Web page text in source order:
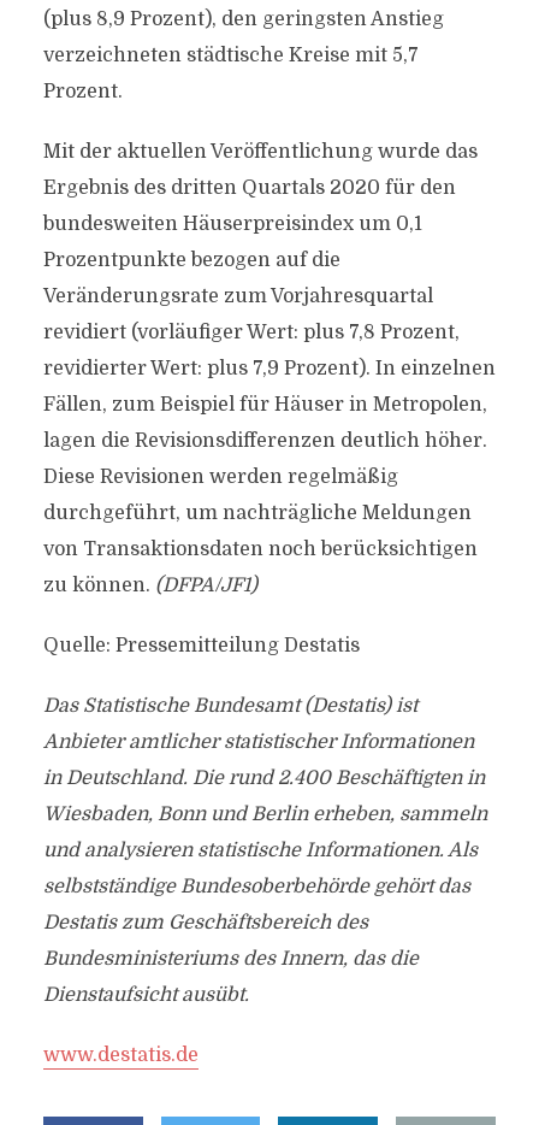
(plus 8,9 Prozent), den geringsten Anstieg
verzeichneten städtische Kreise mit 5,7
Prozent.
Mit der aktuellen Veröffentlichung wurde das
Ergebnis des dritten Quartals 2020 für den
bundesweiten Häuserpreisindex um 0,1
Prozentpunkte bezogen auf die
Veränderungsrate zum Vorjahresquartal
revidiert (vorläufiger Wert: plus 7,8 Prozent,
revidierter Wert: plus 7,9 Prozent). In einzelnen
Fällen, zum Beispiel für Häuser in Metropolen,
lagen die Revisionsdifferenzen deutlich höher.
Diese Revisionen werden regelmäßig
durchgeführt, um nachträgliche Meldungen
von Transaktionsdaten noch berücksichtigen
zu können. (DFPA/JF1)
Quelle: Pressemitteilung Destatis
Das Statistische Bundesamt (Destatis) ist
Anbieter amtlicher statistischer Informationen
in Deutschland. Die rund 2.400 Beschäftigten in
Wiesbaden, Bonn und Berlin erheben, sammeln
und analysieren statistische Informationen. Als
selbstständige Bundesoberbehörde gehört das
Destatis zum Geschäftsbereich des
Bundesministeriums des Innern, das die
Dienstaufsicht ausübt.
www.destatis.de